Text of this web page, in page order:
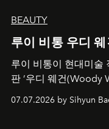
BEAUTY
루이 비통 우디
루이 비통이 현대미술
판 ’우디 웨건(Woody
07.07.2026 by Sihyun